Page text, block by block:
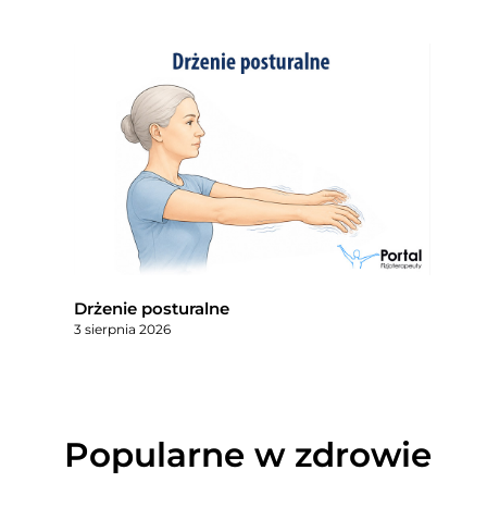
Drżenie posturalne
3 sierpnia 2026
Popularne w zdrowie